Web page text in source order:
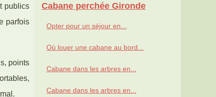
publics
parfois
points
Cabane perchée Gironde
Opter pour un séjour en...
Où louer une cabane au bord...
Cabane dans les arbres en...
Cabane dans les arbres en...